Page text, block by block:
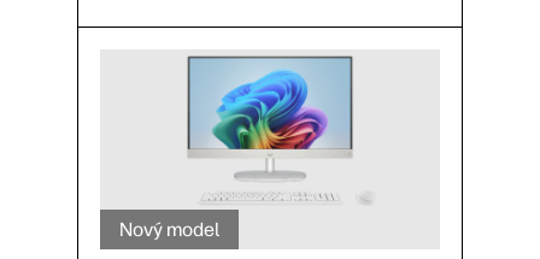
Nový model